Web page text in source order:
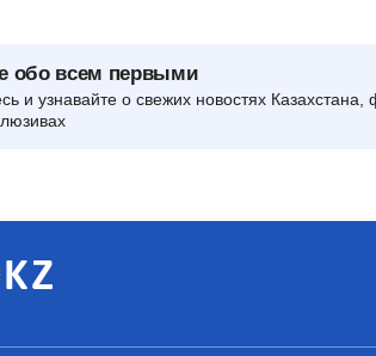
обо всем первыми
и узнавайте о свежих новостях Казахстана,